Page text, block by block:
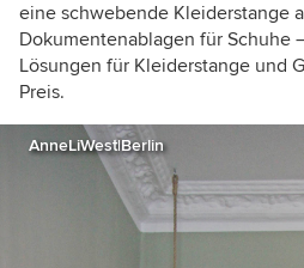
eine schwebende Kleiderstange
Dokumentenablagen für Schuhe
Lösungen für Kleiderstange und
Preis.
AnneLiWest|Berlin